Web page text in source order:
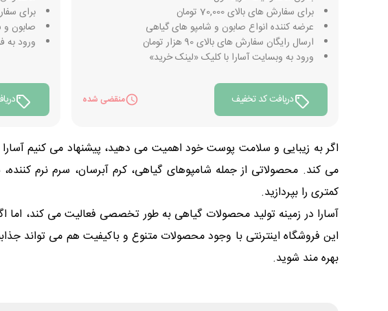
برای سفارش های بالای 70,000 تومان
عرضه کننده انواع صابون و شامپو های گیاهی
ارسال رایگان سفارش های بالای 90 هزار تومان
ورود به وبسایت آسارا با کلیک «لینک خرید»
دریافت کد تخفیف منقضی شده
برای سفارش
صابون
ورود به
اگر به زیبایی و سلامت پوست خود اهمیت می دهید، پیشنهاد می کنیم
می کند. محصولاتی از جمله شامپوهای گیاهی، کرم آبرسان، سرم نرم
کمتری را بپردازید.
آسارا در زمینه تولید محصولات گیاهی به طور تخصصی فعالیت می کند،
این فروشگاه اینترنتی با وجود محصولات متنوع و باکیفیت هم می تواند
بهره مند شوید.